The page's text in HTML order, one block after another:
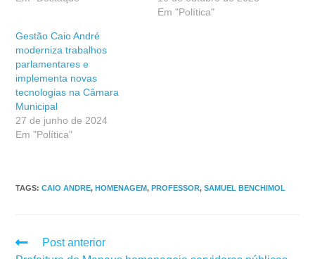
Em "Política"
Gestão Caio André
moderniza trabalhos
parlamentares e
implementa novas
tecnologias na Câmara
Municipal
27 de junho de 2024
Em "Política"
TAGS:CAIO ANDRE, HOMENAGEM, PROFESSOR, SAMUEL BENCHIMOL
Post anterior